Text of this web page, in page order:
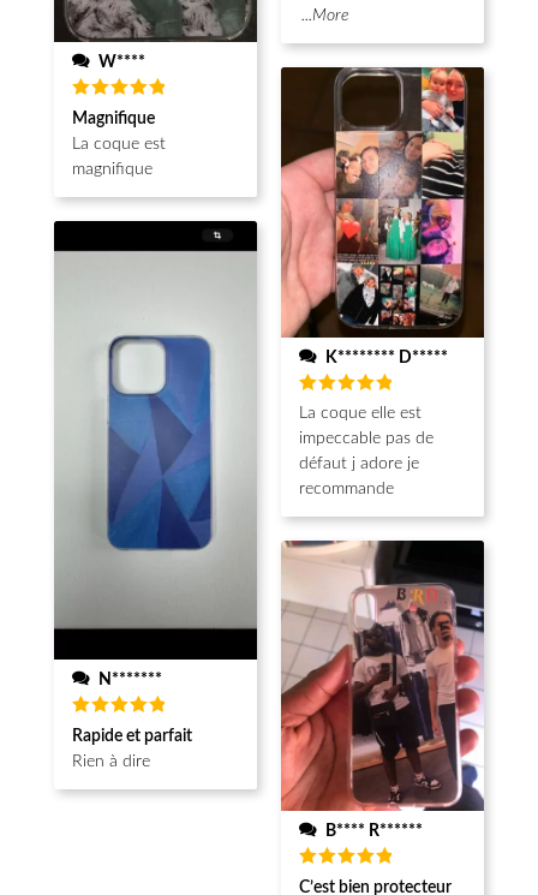
W****
Note5
sur 5
Magnifique
La coque est
magnifique
N*******
Note5
sur 5
Rapide et parfait
Rien à dire
...More
K******** D*****
Note5
sur 5
La coque elle est
impeccable pas de
défaut j adore je
recommande
B**** R******
Note5
C’est bien protecteur